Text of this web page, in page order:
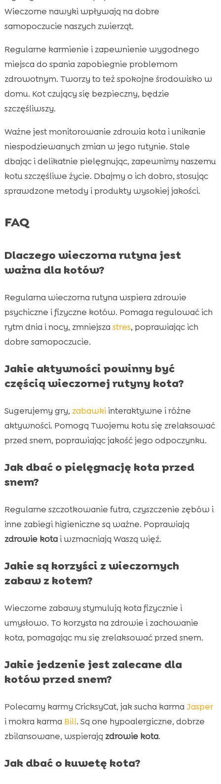
Wieczorne nawyki wpływają na dobre
samopoczucie naszych zwierząt.
Regularne karmienie i zapewnienie wygodnego
miejsca do spania zapobiegnie problemom
zdrowotnym. Tworzy to też spokojne środowisko w
domu. Kot czujący się bezpieczny, będzie
szczęśliwszy.
Ważne jest monitorowanie zdrowia kota i unikanie
niespodziewanych zmian w jego rutynie. Stale
dbając i delikatnie pielęgnując, zapewnimy naszemu
kotu szczęśliwe życie. Dbajmy o ich dobro, stosując
sprawdzone metody i produkty wysokiej jakości.
FAQ
Dlaczego wieczorna rutyna jest
ważna dla kotów?
Regularna wieczorna rutyna wspiera zdrowie
psychiczne i fizyczne kotów. Pomaga regulować ich
rytm dnia i nocy, zmniejsza stres, poprawiając ich
dobre samopoczucie.
Jakie aktywności powinny być
częścią wieczornej rutyny kota?
Sugerujemy gry, zabawkiinteraktywne i różne
aktywności. Pomogą Twojemu kotu się zrelaksować
przed snem, poprawiając jakość jego odpoczynku.
Jak dbać o pielęgnację kota przed
snem?
Regularne szczotkowanie futra, czyszczenie zębów i
inne zabiegi higieniczne są ważne. Poprawiają
zdrowie kotai wzmacniają Waszą więź.
Jakie są korzyści z wieczornych
zabaw z kotem?
Wieczorne zabawy stymulują kota fizycznie i
umysłowo. To korzysta na zdrowie i zachowanie
kota, pomagając mu się zrelaksować przed snem.
Jakie jedzenie jest zalecane dla
kotów przed snem?
Polecamy karmy CricksyCat, jak sucha karma Jasper
i mokra karma Bill. Są one hypoalergiczne, dobrze
zbilansowane, wspierają zdrowie kota.
Jak dbać o kuwetę kota?